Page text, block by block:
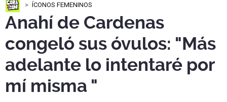
ÍCONOS FEMENINOS
Anahí de Cardenas
congeló sus óvulos: "Más
adelante lo intentaré por
mí misma "